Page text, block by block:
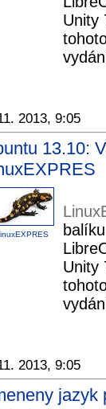
Unity
2013, 9:05
13.10:
Unity
2013, 9:05
jazyk